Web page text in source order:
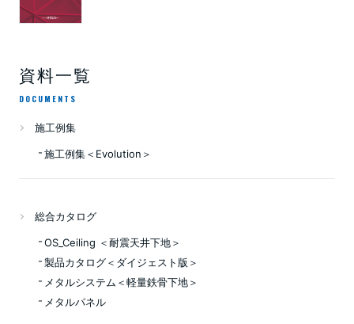
資料一覧
DOCUMENTS
施工例集
施工例集＜Evolution＞
総合カタログ
OS_Ceiling ＜耐震天井下地＞
製品カタログ＜ダイジェスト版＞
メタルシステム＜軽量鉄骨下地＞
メタルパネル